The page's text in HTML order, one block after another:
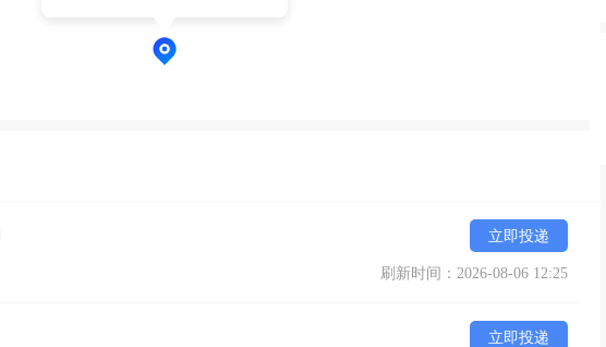
立即投递
刷新时间：2026-08-06 12:25
立即投递